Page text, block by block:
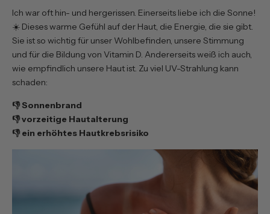
Ich war oft hin- und hergerissen. Einerseits liebe ich die Sonne!
☀️ Dieses warme Gefühl auf der Haut, die Energie, die sie gibt.
Sie ist so wichtig für unser Wohlbefinden, unsere Stimmung
und für die Bildung von Vitamin D. Andererseits weiß ich auch,
wie empfindlich unsere Haut ist. Zu viel UV-Strahlung kann
schaden:
👎 Sonnenbrand
👎 vorzeitige Hautalterung
👎 ein erhöhtes Hautkrebsrisiko